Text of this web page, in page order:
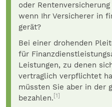
oder
wenn Ihr Versicherer in
gerät?
Bei einer drohenden
für
Leistungen, zu denen
vertraglich verpflichtet
müssten Sie aber in der
bezahlen. [1]